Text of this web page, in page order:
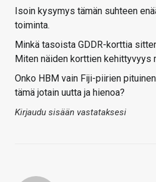
Isoin kysymys tämän suhteen
toiminta.
Minkä tasoista GDDR-korttia
Miten näiden korttien kehittyvyys
Onko HBM vain Fiji-piirien
tämä jotain uutta ja hienoa?
Kirjaudu sisään vastataksesi